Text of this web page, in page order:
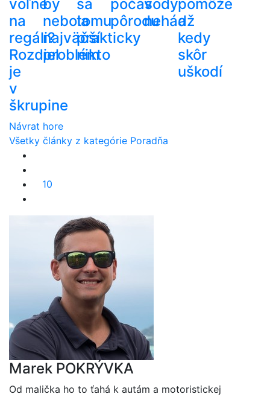
voľne
na
regáli?
Rozdiel
je
v
škrupine
by
nebola
najväčší
problém
sa
tomu
prakticky
nikto
počas
pôrodu
vody
nehádž
pomôže
a
kedy
skôr
uškodí
Návrat hore
Všetky články z kategórie Poradňa
10
Marek POKRÝVKA
Od malička ho to ťahá k autám a motoristickej